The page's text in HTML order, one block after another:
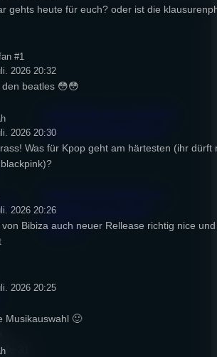
für Medienwissenschaft
Start your own radio
station!
31
gehts heute für euch? oder ist die
#1
2026 20:32
beatles 😳😳
2026 20:30
Was für Kpop geht am härtesten (ihr dürft
2026 20:26
Bibiza auch neuer Rellease richtig nice
2026 20:25
Musikauswahl 🙂